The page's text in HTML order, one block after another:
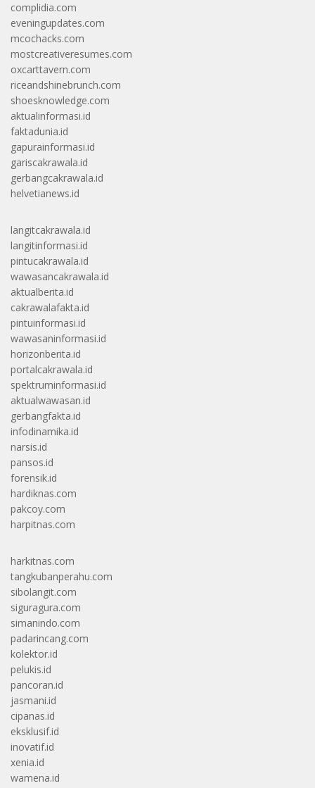
complidia.com
eveningupdates.com
mcochacks.com
mostcreativeresumes.com
oxcarttavern.com
riceandshinebrunch.com
shoesknowledge.com
aktualinformasi.id
faktadunia.id
gapurainformasi.id
gariscakrawala.id
gerbangcakrawala.id
helvetianews.id
langitcakrawala.id
langitinformasi.id
pintucakrawala.id
wawasancakrawala.id
aktualberita.id
cakrawalafakta.id
pintuinformasi.id
wawasaninformasi.id
horizonberita.id
portalcakrawala.id
spektruminformasi.id
aktualwawasan.id
gerbangfakta.id
infodinamika.id
narsis.id
pansos.id
forensik.id
hardiknas.com
pakcoy.com
harpitnas.com
harkitnas.com
tangkubanperahu.com
sibolangit.com
siguragura.com
simanindo.com
padarincang.com
kolektor.id
pelukis.id
pancoran.id
jasmani.id
cipanas.id
eksklusif.id
inovatif.id
xenia.id
wamena.id